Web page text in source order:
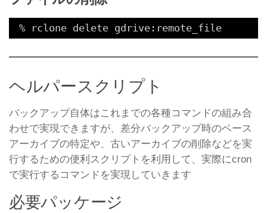
% rclone delete gdrive:remote_file
ヘルパースクリプト
バックアップ自体はこれまでの各種コマンドの組み合
わせで実現できますが、差分バックアップ時のベース
アーカイブの特定や、古いアーカイブの削除などを実
行するための便利スクリプトを利用して、実際にcron
で実行するコマンドを実現していきます
必要パッケージ